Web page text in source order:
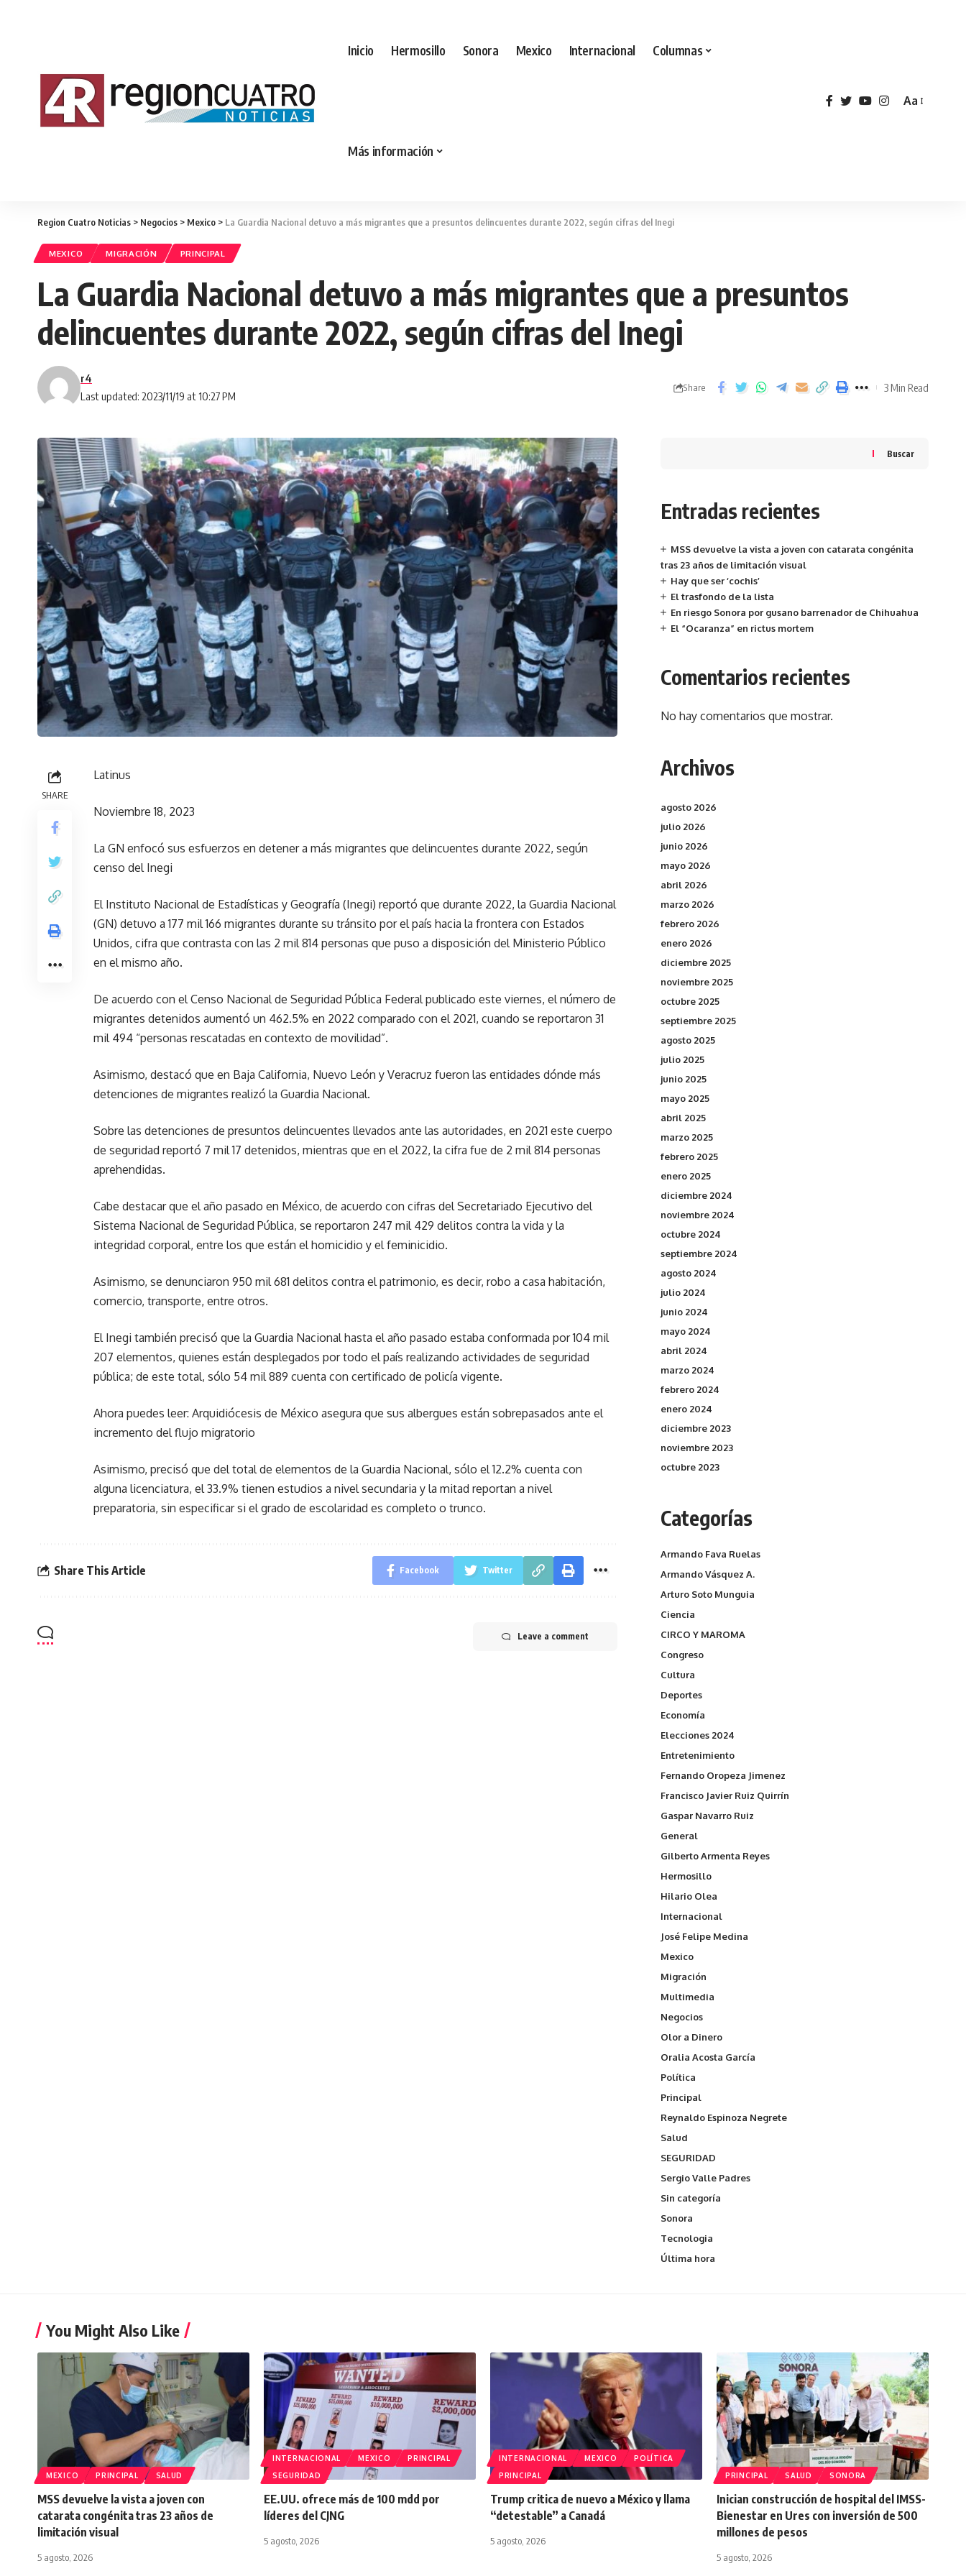
Inicio Hermosillo Sonora Mexico Internacional Columnas
Más información
Aa
Region Cuatro Noticias > Negocios > Mexico > La Guardia Nacional detuvo a más migrantes que a presuntos delincuentes durante 2022, según cifras del Inegi
MEXICO MIGRACIÓN PRINCIPAL
La Guardia Nacional detuvo a más migrantes que a presuntos
delincuentes durante 2022, según cifras del Inegi
Last updated: 2023/11/19 at 10:27 PM
r4
Share 3 Min Read
SHARE
Latinus
Noviembre 18, 2023
La GN enfocó sus esfuerzos en detener a más migrantes que delincuentes durante 2022, según
censo del Inegi
El Instituto Nacional de Estadísticas y Geografía (Inegi) reportó que durante 2022, la Guardia Nacional
(GN) detuvo a 177 mil 166 migrantes durante su tránsito por el país hacia la frontera con Estados
Unidos, cifra que contrasta con las 2 mil 814 personas que puso a disposición del Ministerio Público
en el mismo año.
De acuerdo con el Censo Nacional de Seguridad Pública Federal publicado este viernes, el número de
migrantes detenidos aumentó un 462.5% en 2022 comparado con el 2021, cuando se reportaron 31
mil 494 “personas rescatadas en contexto de movilidad”.
Asimismo, destacó que en Baja California, Nuevo León y Veracruz fueron las entidades dónde más
detenciones de migrantes realizó la Guardia Nacional.
Sobre las detenciones de presuntos delincuentes llevados ante las autoridades, en 2021 este cuerpo
de seguridad reportó 7 mil 17 detenidos, mientras que en el 2022, la cifra fue de 2 mil 814 personas
aprehendidas.
Cabe destacar que el año pasado en México, de acuerdo con cifras del Secretariado Ejecutivo del
Sistema Nacional de Seguridad Pública, se reportaron 247 mil 429 delitos contra la vida y la
integridad corporal, entre los que están el homicidio y el feminicidio.
Asimismo, se denunciaron 950 mil 681 delitos contra el patrimonio, es decir, robo a casa habitación,
comercio, transporte, entre otros.
El Inegi también precisó que la Guardia Nacional hasta el año pasado estaba conformada por 104 mil
207 elementos, quienes están desplegados por todo el país realizando actividades de seguridad
pública; de este total, sólo 54 mil 889 cuenta con certificado de policía vigente.
Ahora puedes leer: Arquidiócesis de México asegura que sus albergues están sobrepasados ante el
incremento del flujo migratorio
Asimismo, precisó que del total de elementos de la Guardia Nacional, sólo el 12.2% cuenta con
alguna licenciatura, el 33.9% tienen estudios a nivel secundaria y la mitad reportan a nivel
preparatoria, sin especificar si el grado de escolaridad es completo o trunco.
Share This Article Facebook Twitter
Leave a comment
Buscar
Entradas recientes
MSS devuelve la vista a joven con catarata congénita
tras 23 años de limitación visual
Hay que ser ‘cochis’
El trasfondo de la lista
En riesgo Sonora por gusano barrenador de Chihuahua
El “Ocaranza” en rictus mortem
Comentarios recientes
No hay comentarios que mostrar.
Archivos
agosto 2026
julio 2026
junio 2026
mayo 2026
abril 2026
marzo 2026
febrero 2026
enero 2026
diciembre 2025
noviembre 2025
octubre 2025
septiembre 2025
agosto 2025
julio 2025
junio 2025
mayo 2025
abril 2025
marzo 2025
febrero 2025
enero 2025
diciembre 2024
noviembre 2024
octubre 2024
septiembre 2024
agosto 2024
julio 2024
junio 2024
mayo 2024
abril 2024
marzo 2024
febrero 2024
enero 2024
diciembre 2023
noviembre 2023
octubre 2023
Categorías
Armando Fava Ruelas
Armando Vásquez A.
Arturo Soto Munguia
Ciencia
CIRCO Y MAROMA
Congreso
Cultura
Deportes
Economía
Elecciones 2024
Entretenimiento
Fernando Oropeza Jimenez
Francisco Javier Ruiz Quirrín
Gaspar Navarro Ruiz
General
Gilberto Armenta Reyes
Hermosillo
Hilario Olea
Internacional
José Felipe Medina
Mexico
Migración
Multimedia
Negocios
Olor a Dinero
Oralia Acosta García
Política
Principal
Reynaldo Espinoza Negrete
Salud
SEGURIDAD
Sergio Valle Padres
Sin categoría
Sonora
Tecnologia
Última hora
You Might Also Like
MEXICO PRINCIPAL SALUD
MSS devuelve la vista a joven con
catarata congénita tras 23 años de
limitación visual
5 agosto, 2026
INTERNACIONAL MEXICO
PRINCIPAL
SEGURIDAD
EE.UU. ofrece más de 100 mdd por
líderes del CJNG
5 agosto, 2026
INTERNACIONAL MEXICO
POLÍTICA
PRINCIPAL
Trump critica de nuevo a México y llama
“detestable” a Canadá
5 agosto, 2026
PRINCIPAL SALUD SONORA
Inician construcción de hospital del IMSS-
Bienestar en Ures con inversión de 500
millones de pesos
5 agosto, 2026